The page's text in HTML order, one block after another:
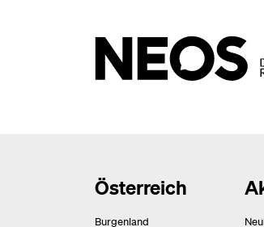
Österreich
Burgenland